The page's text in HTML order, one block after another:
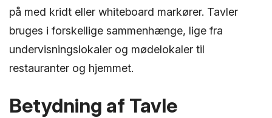
på med kridt eller whiteboard markører. Tavler
bruges i forskellige sammenhænge, lige fra
undervisningslokaler og mødelokaler til
restauranter og hjemmet.
Betydning af Tavle